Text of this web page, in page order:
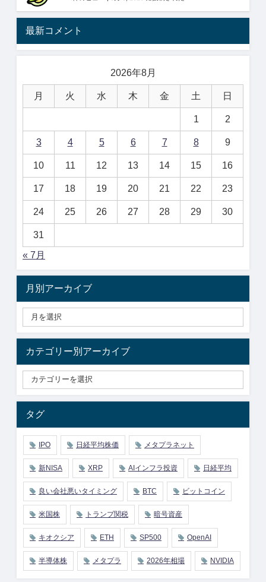
最新コメント
2026年8月
月 火 水 木 金 土 日
1 2
3 4 5 6 7 8 9
10 11 12 13 14 15 16
17 18 19 20 21 22 23
24 25 26 27 28 29 30
31
« 7月
月別アーカイブ
カテゴリー別アーカイブ
タグ
IPO 日経平均株価 メタプラネット
新NISA XRP AIインフラ投資 日経平均
良い会社悪いタイミング BTC ビットコイン
米国株 トランプ関税 暗号資産
キオクシア ETH SP500 OpenAI
半導体株 メタプラ 2026年相場 NVIDIA